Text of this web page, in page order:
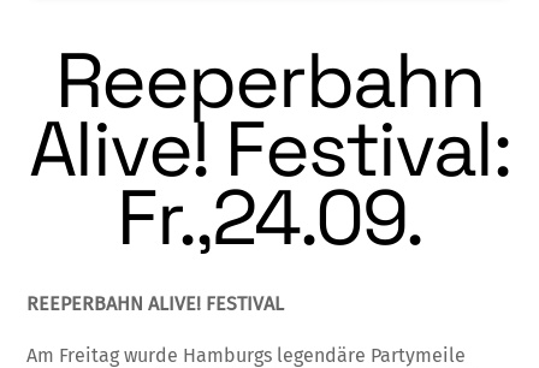
Reeperbahn
Alive! Festival:
Fr.,24.09.
REEPERBAHN ALIVE! FESTIVAL
Am Freitag wurde Hamburgs legendäre Partymeile